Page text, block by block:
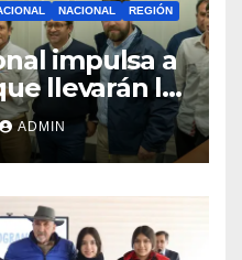
NACIONAL
REGIÓN
impulsa a
llevarán la
a
ADMIN